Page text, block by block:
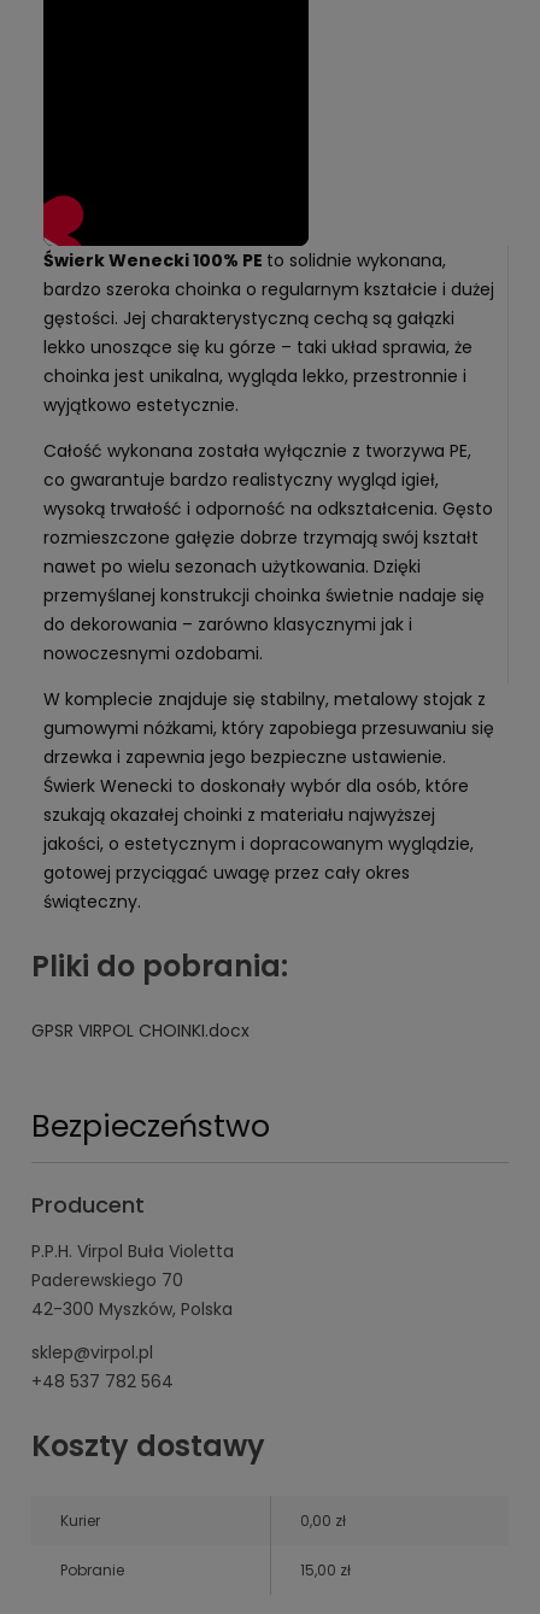
Świerk Wenecki 100% PE to solidnie wykonana,
bardzo szeroka choinka o regularnym kształcie i dużej
gęstości. Jej charakterystyczną cechą są gałązki
lekko unoszące się ku górze – taki układ sprawia, że
choinka jest unikalna, wygląda lekko, przestronnie i
wyjątkowo estetycznie.
Całość wykonana została wyłącznie z tworzywa PE,
co gwarantuje bardzo realistyczny wygląd igieł,
wysoką trwałość i odporność na odkształcenia. Gęsto
rozmieszczone gałęzie dobrze trzymają swój kształt
nawet po wielu sezonach użytkowania. Dzięki
przemyślanej konstrukcji choinka świetnie nadaje się
do dekorowania – zarówno klasycznymi jak i
nowoczesnymi ozdobami.
W komplecie znajduje się stabilny, metalowy stojak z
gumowymi nóżkami, który zapobiega przesuwaniu się
drzewka i zapewnia jego bezpieczne ustawienie.
Świerk Wenecki to doskonały wybór dla osób, które
szukają okazałej choinki z materiału najwyższej
jakości, o estetycznym i dopracowanym wyglądzie,
gotowej przyciągać uwagę przez cały okres
świąteczny.
Pliki do pobrania:
GPSR VIRPOL CHOINKI.docx
Bezpieczeństwo
Producent
P.P.H. Virpol Buła Violetta
Paderewskiego 70
42-300 Myszków, Polska
sklep@virpol.pl
+48 537 782 564
Koszty dostawy
Kurier 0,00 zł
Pobranie 15,00 zł